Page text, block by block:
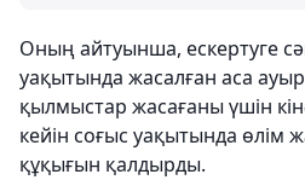
Оның айтуынша, ескертуге
уақытында жасалған аса
қылмыстар жасағаны үшін
кейін соғыс уақытында өлім
құқығын қалдырды.